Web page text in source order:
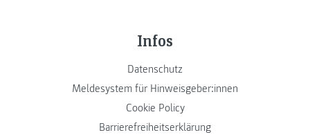
Infos
Datenschutz
Meldesystem für Hinweisgeber:innen
Cookie Policy
Barrierefreiheitserklärung